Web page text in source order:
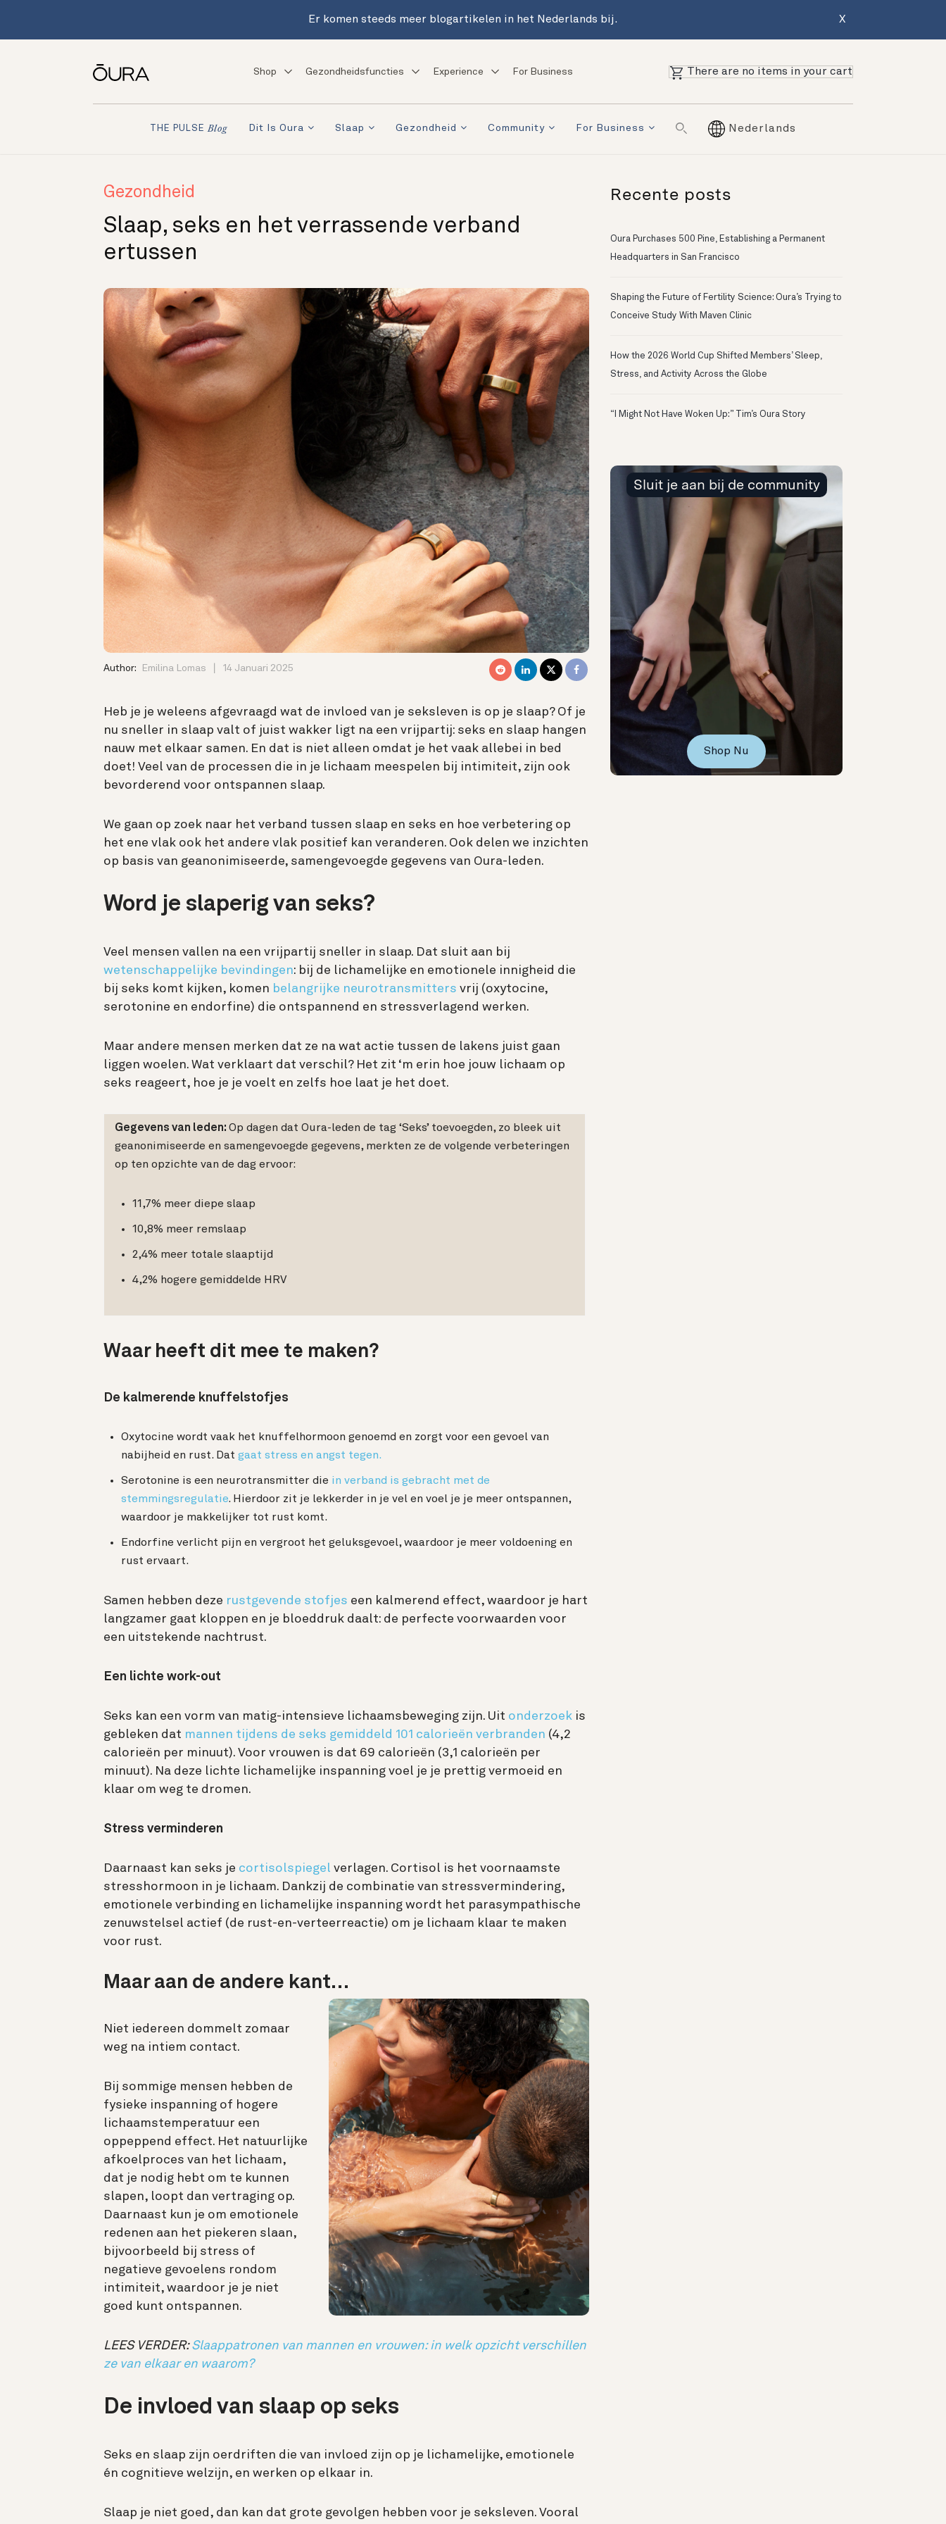
Er komen steeds meer blogartikelen in het Nederlands bij. X
Shop Gezondheidsfuncties Experience For Business There are no items in your cart
THE PULSE Blog Dit Is Oura Slaap Gezondheid Community For Business Nederlands
Gezondheid
Slaap, seks en het verrassende verband
ertussen
Author: Emilina Lomas 14 Januari 2025
Heb je je weleens afgevraagd wat de invloed van je seksleven is op je slaap? Of je
nu sneller in slaap valt of juist wakker ligt na een vrijpartij: seks en slaap hangen
nauw met elkaar samen. En dat is niet alleen omdat je het vaak allebei in bed
doet! Veel van de processen die in je lichaam meespelen bij intimiteit, zijn ook
bevorderend voor ontspannen slaap.
We gaan op zoek naar het verband tussen slaap en seks en hoe verbetering op
het ene vlak ook het andere vlak positief kan veranderen. Ook delen we inzichten
op basis van geanonimiseerde, samengevoegde gegevens van Oura-leden.
Word je slaperig van seks?
Veel mensen vallen na een vrijpartij sneller in slaap. Dat sluit aan bij
wetenschappelijke bevindingen: bij de lichamelijke en emotionele innigheid die
bij seks komt kijken, komen belangrijke neurotransmitters vrij (oxytocine,
serotonine en endorfine) die ontspannend en stressverlagend werken.
Maar andere mensen merken dat ze na wat actie tussen de lakens juist gaan
liggen woelen. Wat verklaart dat verschil? Het zit ‘m erin hoe jouw lichaam op
seks reageert, hoe je je voelt en zelfs hoe laat je het doet.
Gegevens van leden: Op dagen dat Oura-leden de tag ‘Seks’ toevoegden, zo bleek uit
geanonimiseerde en samengevoegde gegevens, merkten ze de volgende verbeteringen
op ten opzichte van de dag ervoor:
11,7% meer diepe slaap
10,8% meer remslaap
2,4% meer totale slaaptijd
4,2% hogere gemiddelde HRV
Waar heeft dit mee te maken?
De kalmerende knuffelstofjes
Oxytocine wordt vaak het knuffelhormoon genoemd en zorgt voor een gevoel van
nabijheid en rust. Dat gaat stress en angst tegen.
Serotonine is een neurotransmitter die in verband is gebracht met de
stemmingsregulatie. Hierdoor zit je lekkerder in je vel en voel je je meer ontspannen,
waardoor je makkelijker tot rust komt.
Endorfine verlicht pijn en vergroot het geluksgevoel, waardoor je meer voldoening en
rust ervaart.
Samen hebben deze rustgevende stofjes een kalmerend effect, waardoor je hart
langzamer gaat kloppen en je bloeddruk daalt: de perfecte voorwaarden voor
een uitstekende nachtrust.
Een lichte work-out
Seks kan een vorm van matig-intensieve lichaamsbeweging zijn. Uit onderzoek is
gebleken dat mannen tijdens de seks gemiddeld 101 calorieën verbranden (4,2
calorieën per minuut). Voor vrouwen is dat 69 calorieën (3,1 calorieën per
minuut). Na deze lichte lichamelijke inspanning voel je je prettig vermoeid en
klaar om weg te dromen.
Stress verminderen
Daarnaast kan seks je cortisolspiegel verlagen. Cortisol is het voornaamste
stresshormoon in je lichaam. Dankzij de combinatie van stressvermindering,
emotionele verbinding en lichamelijke inspanning wordt het parasympathische
zenuwstelsel actief (de rust-en-verteerreactie) om je lichaam klaar te maken
voor rust.
Maar aan de andere kant…
Niet iedereen dommelt zomaar
weg na intiem contact.
Bij sommige mensen hebben de
fysieke inspanning of hogere
lichaamstemperatuur een
oppeppend effect. Het natuurlijke
afkoelproces van het lichaam,
dat je nodig hebt om te kunnen
slapen, loopt dan vertraging op.
Daarnaast kun je om emotionele
redenen aan het piekeren slaan,
bijvoorbeeld bij stress of
negatieve gevoelens rondom
intimiteit, waardoor je je niet
goed kunt ontspannen.
LEES VERDER:Slaappatronen van mannen en vrouwen: in welk opzicht verschillen
ze van elkaar en waarom?
De invloed van slaap op seks
Seks en slaap zijn oerdriften die van invloed zijn op je lichamelijke, emotionele
én cognitieve welzijn, en werken op elkaar in.
Slaap je niet goed, dan kan dat grote gevolgen hebben voor je seksleven. Vooral
Recente posts
Oura Purchases 500 Pine, Establishing a Permanent
Headquarters in San Francisco
Shaping the Future of Fertility Science: Oura’s Trying to
Conceive Study With Maven Clinic
How the 2026 World Cup Shifted Members’ Sleep,
Stress, and Activity Across the Globe
“I Might Not Have Woken Up:” Tim’s Oura Story
Sluit je aan bij de community
Shop Nu